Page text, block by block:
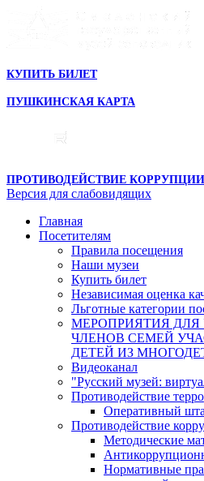
КУПИТЬ БИЛЕТ
ПУШКИНСКАЯ КАРТА
ПРОТИВОДЕЙСТВИЕ КОРРУПЦИИ
Версия для слабовидящих
Главная
Посетителям
Правила посещения
Наши музеи
Купить билет
Независимая оценка
Льготные категории
МЕРОПРИЯТИЯ ДЛЯ
ЧЛЕНОВ СЕМЕЙ
ДЕТЕЙ ИЗ
Видеоканал
"Русский музей:
Противодействие
Оперативный
Противодействие
Методические
Нормативные